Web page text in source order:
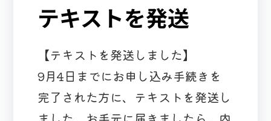
テキストを発送
【テキストを発送しました】
9月4日までにお申し込み手続きを
完了された方に、テキストを発送し